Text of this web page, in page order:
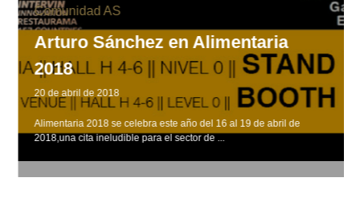
Comunidad AS
Arturo Sánchez en Alimentaria
2018
20 de abril de 2018
Alimentaria 2018 se celebra este año del 16 al 19 de abril de
2018,una cita ineludible para el sector de ...